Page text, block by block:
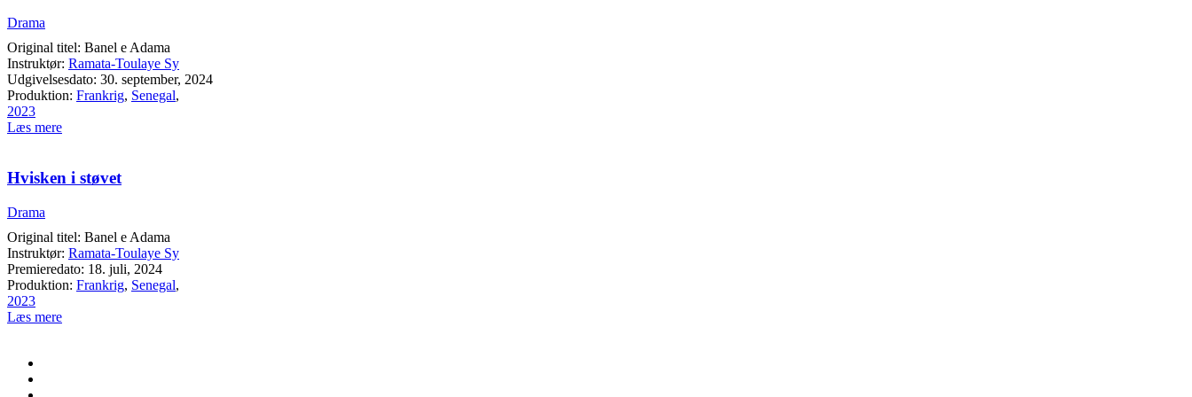
Drama
Original titel: Banel e Adama
Instruktør: Ramata-Toulaye Sy
Udgivelsesdato: 30. september, 2024
Produktion: Frankrig, Senegal,
2023
Læs mere
Hvisken i støvet
Drama
Original titel: Banel e Adama
Instruktør: Ramata-Toulaye Sy
Premieredato: 18. juli, 2024
Produktion: Frankrig, Senegal,
2023
Læs mere